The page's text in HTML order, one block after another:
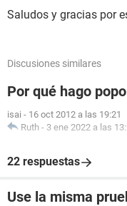
Saludos y gracias por
Discusiones similares
Por qué hago
isai - 16 oct 2012 a las 19:21
Ruth - 3 ene 2022 a las
22 respuestas
Use la misma